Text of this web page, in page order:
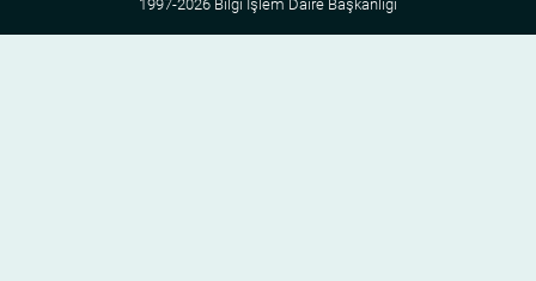
1997-2026 Bilgi İşlem Daire Başkanlığı